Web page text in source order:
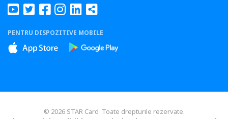
PENTRU DISPOZITIVE MOBILE
© 2026 STAR Card Toate drepturile rezervate.